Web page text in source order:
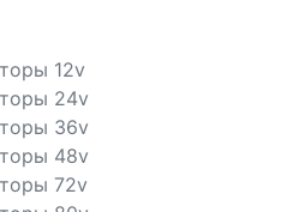
12v
24v
36v
48v
72v